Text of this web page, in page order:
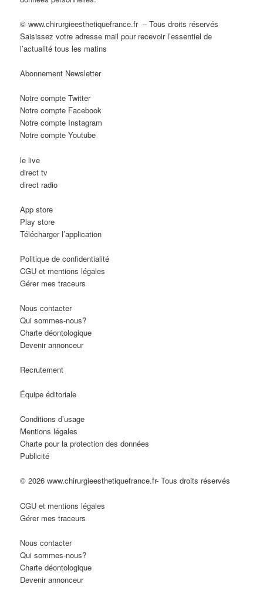
© www.chirurgieesthetiquefrance.fr – Tous droits réservés
Saisissez votre adresse mail pour recevoir l’essentiel de
l’actualité tous les matins
Abonnement Newsletter
Notre compte Twitter
Notre compte Facebook
Notre compte Instagram
Notre compte Youtube
le live
direct tv
direct radio
App store
Play store
Télécharger l’application
Politique de confidentialité
CGU et mentions légales
Gérer mes traceurs
Nous contacter
Qui sommes-nous?
Charte déontologique
Devenir annonceur
Recrutement
Équipe éditoriale
Conditions d’usage
Mentions légales
Charte pour la protection des données
Publicité
© 2026 www.chirurgieesthetiquefrance.fr- Tous droits réservés
CGU et mentions légales
Gérer mes traceurs
Nous contacter
Qui sommes-nous?
Charte déontologique
Devenir annonceur